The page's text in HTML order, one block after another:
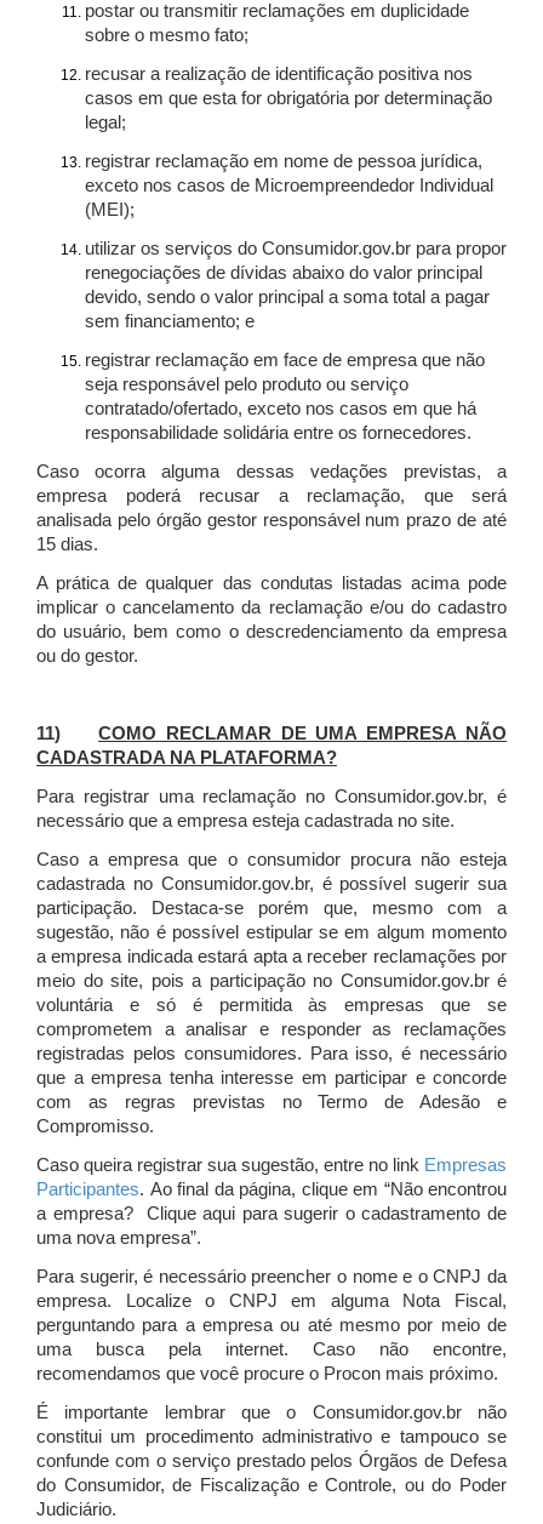
postar ou transmitir reclamações em duplicidade
sobre o mesmo fato;
recusar a realização de identificação positiva nos
casos em que esta for obrigatória por determinação
legal;
registrar reclamação em nome de pessoa jurídica,
exceto nos casos de Microempreendedor Individual
(MEI);
utilizar os serviços do Consumidor.gov.br para propor
renegociações de dívidas abaixo do valor principal
devido, sendo o valor principal a soma total a pagar
sem financiamento; e
registrar reclamação em face de empresa que não
seja responsável pelo produto ou serviço
contratado/ofertado, exceto nos casos em que há
responsabilidade solidária entre os fornecedores.
Caso ocorra alguma dessas vedações previstas, a
empresa poderá recusar a reclamação, que será
analisada pelo órgão gestor responsável num prazo de até
15 dias.
A prática de qualquer das condutas listadas acima pode
implicar o cancelamento da reclamação e/ou do cadastro
do usuário, bem como o descredenciamento da empresa
ou do gestor.
11)COMO RECLAMAR DE UMA EMPRESA NÃO
CADASTRADA NA PLATAFORMA?
Para registrar uma reclamação no Consumidor.gov.br, é
necessário que a empresa esteja cadastrada no site.
Caso a empresa que o consumidor procura não esteja
cadastrada no Consumidor.gov.br, é possível sugerir sua
participação. Destaca-se porém que, mesmo com a
sugestão, não é possível estipular se em algum momento
a empresa indicada estará apta a receber reclamações por
meio do site, pois a participação no Consumidor.gov.br é
voluntária e só é permitida às empresas que se
comprometem a analisar e responder as reclamações
registradas pelos consumidores. Para isso, é necessário
que a empresa tenha interesse em participar e concorde
com as regras previstas no Termo de Adesão e
Compromisso.
Caso queira registrar sua sugestão, entre no link Empresas
Participantes. Ao final da página, clique em “Não encontrou
a empresa? Clique aqui para sugerir o cadastramento de
uma nova empresa”.
Para sugerir, é necessário preencher o nome e o CNPJ da
empresa. Localize o CNPJ em alguma Nota Fiscal,
perguntando para a empresa ou até mesmo por meio de
uma busca pela internet. Caso não encontre,
recomendamos que você procure o Procon mais próximo.
É importante lembrar que o Consumidor.gov.br não
constitui um procedimento administrativo e tampouco se
confunde com o serviço prestado pelos Órgãos de Defesa
do Consumidor, de Fiscalização e Controle, ou do Poder
Judiciário.